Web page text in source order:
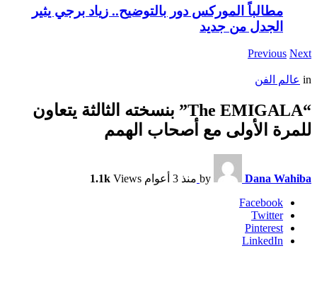
مطالباً الموركس دور بالتوضيح.. زياد برجي يثير
الجدل من جديد
Previous Next
in عالم الفن
“The EMIGALA” بنسخته الثالثة يتعاون
للمرة الأولى مع أصحاب الهمم
by Dana Wahiba منذ 3 أعوام 1.1k Views
Facebook
Twitter
Pinterest
LinkedIn